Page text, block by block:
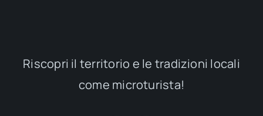
Riscopri il territorio e le tradizioni locali
come microturista!